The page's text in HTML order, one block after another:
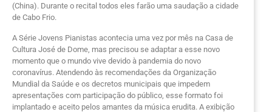
(China). Durante o recital todos eles farão uma saudação a cidade
de Cabo Frio.
A Série Jovens Pianistas acontecia uma vez por mês na Casa de
Cultura José de Dome, mas precisou se adaptar a esse novo
momento que o mundo vive devido à pandemia do novo
coronavírus. Atendendo às recomendações da Organização
Mundial da Saúde e os decretos municipais que impedem
apresentações com participação do público, esse formato foi
implantado e aceito pelos amantes da música erudita. A exibição